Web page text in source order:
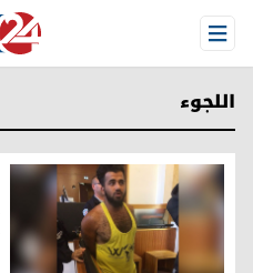
Open Menu
اللجوء